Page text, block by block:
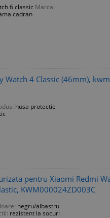
6 classic Marca:
cadran
Watch 4 Classic (46mm),
husa protectie
pentru Xiaomi Redmi
KWM000024ZD003C
negru/albastru
rezistent la socuri